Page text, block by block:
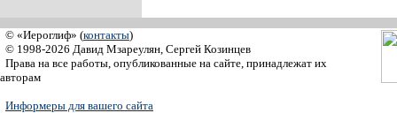
© «Иероглиф» (контакты)
© 1998-2026 Давид Мзареулян, Сергей Козинцев
Права на все работы, опубликованные на сайте, принадлежат их
авторам
Информеры для вашего сайта